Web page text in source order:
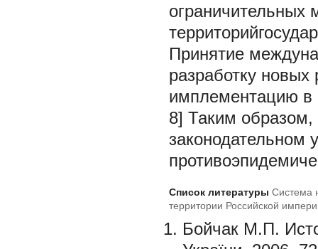
ограничительных
Принятие
разработку новых
имплементацию в
8] Таким образом,
законодательном
Список литературы Система
территории Российской
Бойчак М.П.